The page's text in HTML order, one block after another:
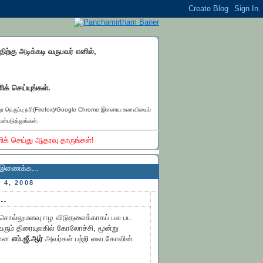
அடிக்கடி வருபவர் எனில்,
செய்யுங்கள்.
நரி(Firefox)/Google Chrome இணைய உலாவியைப்
செய்து ஆதரவு தாருங்கள்!
4, 2008
ஈழ விடுதலைக்காகப் பல பட
திரையுலகில் கோலோச்சி, மூன்று
எம்.ஜீ.ஆர் அவர்கள் பற்றி வை.கோவின்